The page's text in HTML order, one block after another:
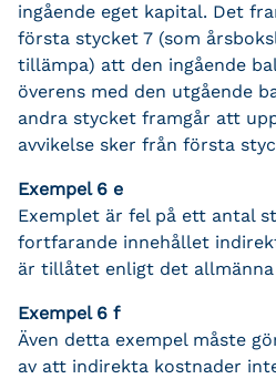
ingående eget kapital. Det
första stycket 7 (som
tillämpa) att den ingående
överens med den utgående
andra stycket framgår att
avvikelse sker från första
Exempel 6 e
Exemplet är fel på ett antal
fortfarande innehållet
är tillåtet enligt det
Exempel 6 f
Även detta exempel måste
av att indirekta kostnader